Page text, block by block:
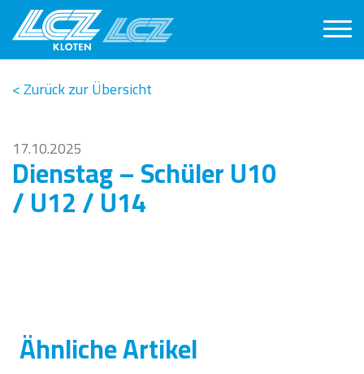
< Zurück zur Übersicht
17.10.2025
Dienstag – Schüler U10
/ U12 / U14
Ähnliche Artikel